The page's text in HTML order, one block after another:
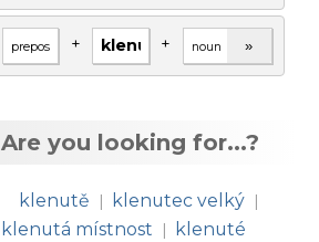
+ + »
Are you looking for...?
klenutě | klenutec velký |
klenutá místnost |
klenuté